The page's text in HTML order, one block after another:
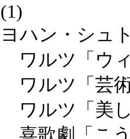
(1)
ヨハン・シュ
ワルツ「ウ
ワルツ「芸
ワルツ「美
喜歌劇「こ